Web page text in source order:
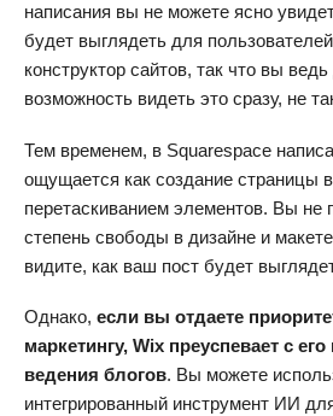
написания вы не можете ясно
будет выглядеть для
конструктор сайтов, так что вы
возможность видеть это сразу, не
Тем временем, в Squarespace
ощущается как создание страницы
перетаскиванием элементов. Вы не
степень свободы в дизайне и
видите, как ваш пост будет
Однако, если вы отдаете
маркетингу, Wix преуспевает с
ведения блогов. Вы можете
интегрированный инструмент ИИ